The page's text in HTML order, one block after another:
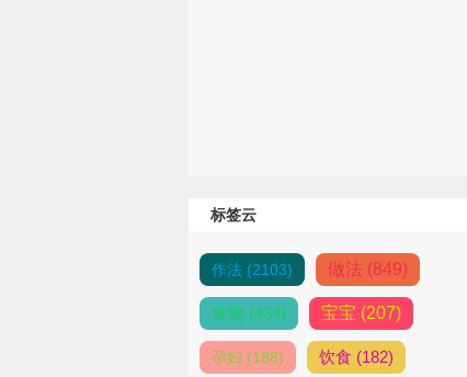
标签云
作法 (2103) 做法 (849)
食物 (434) 宝宝 (207)
孕妇 (188) 饮食 (182)